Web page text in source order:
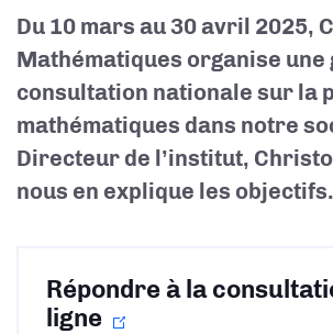
Du 10 mars au 30 avril 2025,
Mathématiques organise une
consultation nationale sur la
mathématiques dans notre
Directeur de l’institut,
nous en explique les objectifs.
Répondre à la
ligne